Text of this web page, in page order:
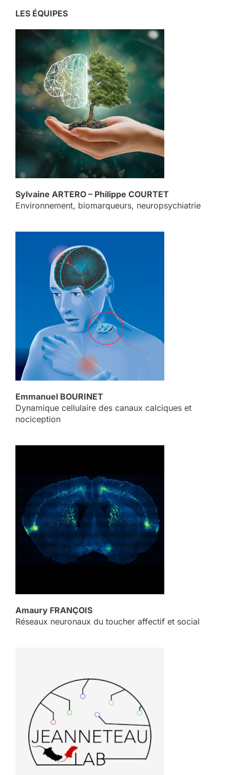
LES ÉQUIPES
Sylvaine ARTERO – Philippe COURTET
Environnement, biomarqueurs, neuropsychiatrie
Emmanuel BOURINET
Dynamique cellulaire des canaux calciques et
nociception
Amaury FRANÇOIS
Réseaux neuronaux du toucher affectif et social